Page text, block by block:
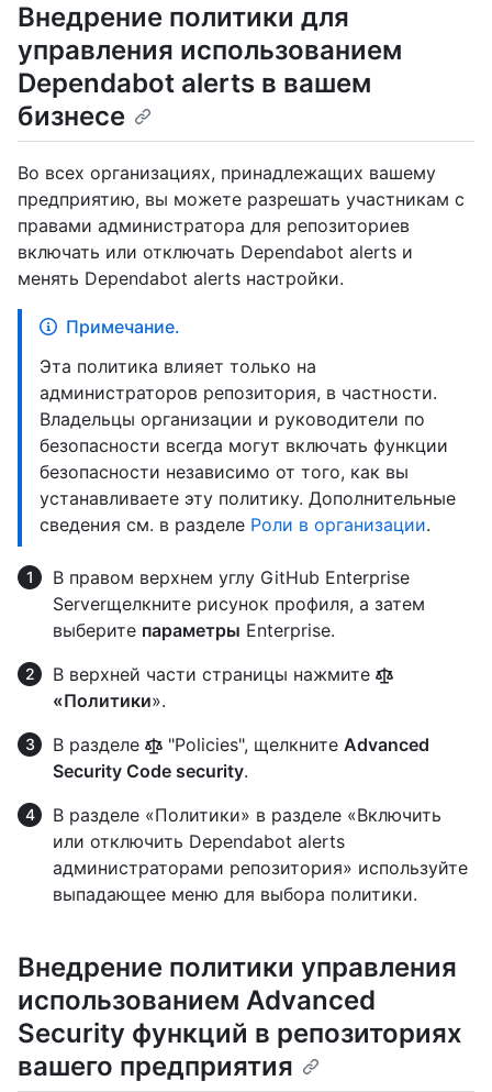
Внедрение политики для
управления использованием
Dependabot alerts в вашем
бизнесе
Во всех организациях, принадлежащих вашему
предприятию, вы можете разрешать участникам с
правами администратора для репозиториев
включать или отключать Dependabot alerts и
менять Dependabot alerts настройки.
Примечание.
Эта политика влияет только на
администраторов репозитория, в частности.
Владельцы организации и руководители по
безопасности всегда могут включать функции
безопасности независимо от того, как вы
устанавливаете эту политику. Дополнительные
сведения см. в разделе Роли в организации.
В правом верхнем углу GitHub Enterprise
Serverщелкните рисунок профиля, а затем
выберите параметры Enterprise.
В верхней части страницы нажмите
«Политики».
В разделе
"Policies", щелкните Advanced
Security Code security.
В разделе «Политики» в разделе «Включить
или отключить Dependabot alerts
администраторами репозитория» используйте
выпадающее меню для выбора политики.
Внедрение политики управления
использованием Advanced
Security функций в репозиториях
вашего предприятия